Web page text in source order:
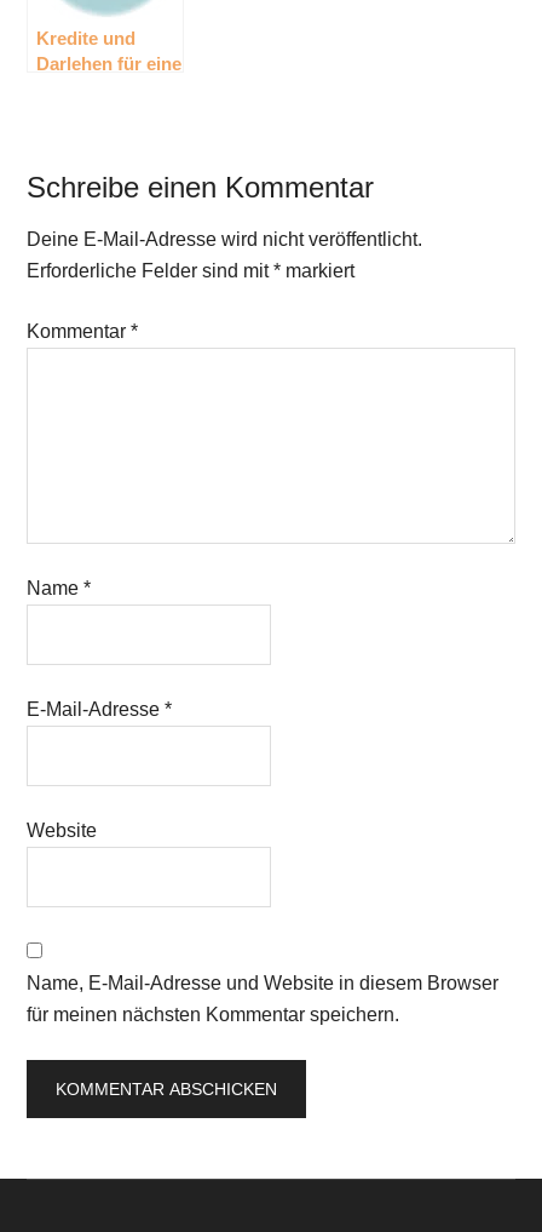
Kredite und
Darlehen für eine
Schreibe einen Kommentar
Deine E-Mail-Adresse wird nicht veröffentlicht.
Erforderliche Felder sind mit* markiert
Kommentar*
Name*
E-Mail-Adresse*
Website
Name, E-Mail-Adresse und Website in diesem Browser
für meinen nächsten Kommentar speichern.